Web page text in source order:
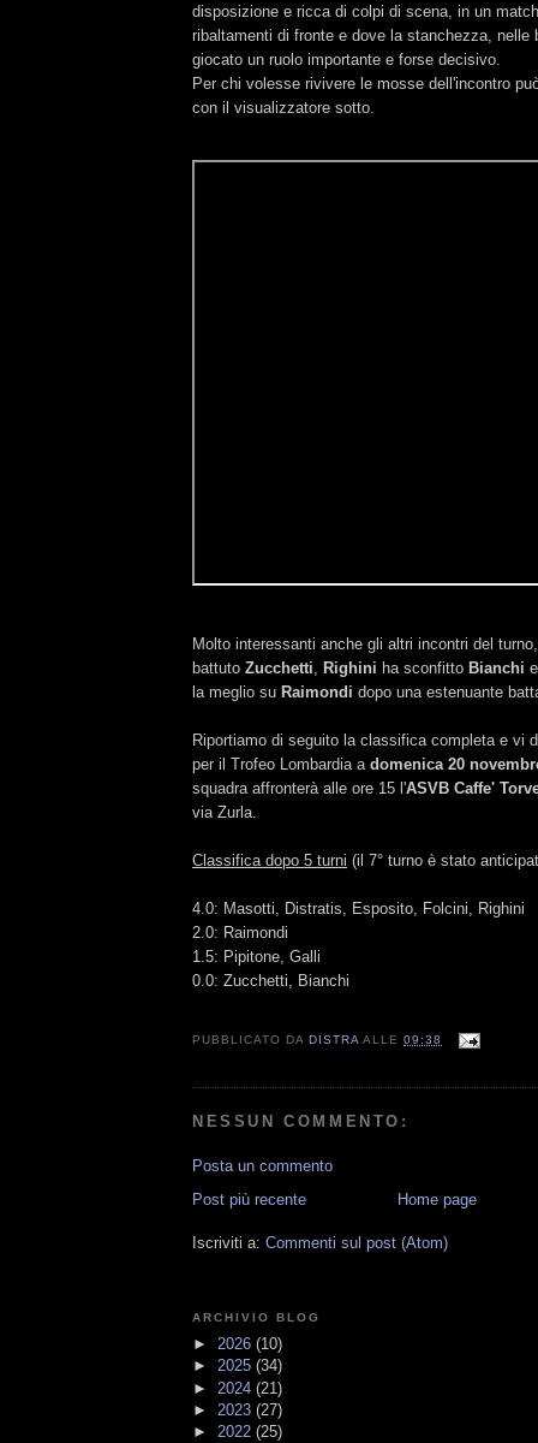
disposizione e ricca di colpi di scena, in un
ribaltamenti di fronte e dove la stanchezza, nelle
giocato un ruolo importante e forse decisivo.
Per chi volesse rivivere le mosse dell'incontro
con il visualizzatore sotto.
Molto interessanti anche gli altri incontri del
battuto Zucchetti Righini ha sconfitto Bianchi
la meglio su Raimondi dopo una estenuante
Riportiamo di seguito la classifica completa e vi
per il Trofeo Lombardia a domenica 20
squadra affronterà alle ore 15 l'ASVB Caffe'
via Zurla.
Classifica dopo 5 turni (il 7° turno è stato
4.0: Masotti, Distratis, Esposito, Folcini, Righini
2.0: Raimondi
1.5: Pipitone, Galli
0.0: Zucchetti, Bianchi
PUBBLICATO DA DISTRA ALLE09:38
NESSUN COMMENTO:
Posta un commento
Post più recente
Home page
Iscriviti a: Commenti sul post (Atom)
ARCHIVIO BLOG
► 2026 (10)
► 2025 (34)
► 2024 (21)
► 2023 (27)
► 2022 (25)